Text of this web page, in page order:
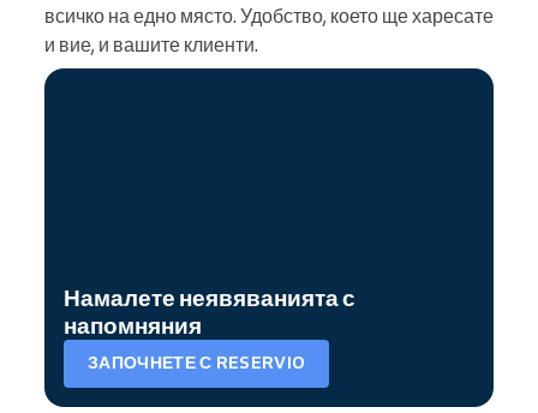
всичко на едно място. Удобство, което ще харесате
и вие, и вашите клиенти.
Намалете неявяванията с
напомняния
ЗАПОЧНЕТЕ С RESERVIO